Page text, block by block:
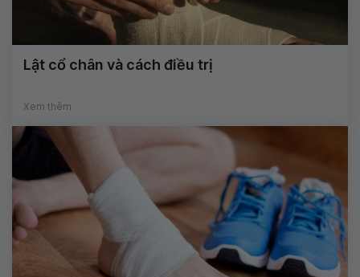
Lật cổ chân và cách điều trị
Xem thêm